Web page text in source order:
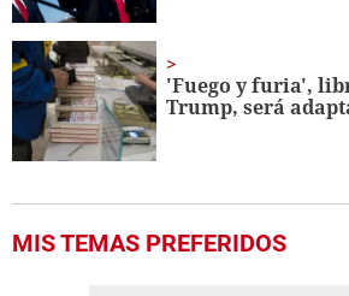
'Fuego y furia',
Trump, será
MIS TEMAS PREFERIDOS